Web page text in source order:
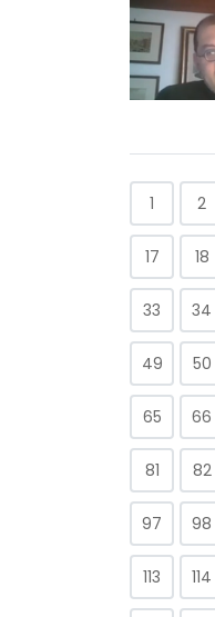
1 2
17 18
33 34
49 50
65 66
81 82
97 98
113 114